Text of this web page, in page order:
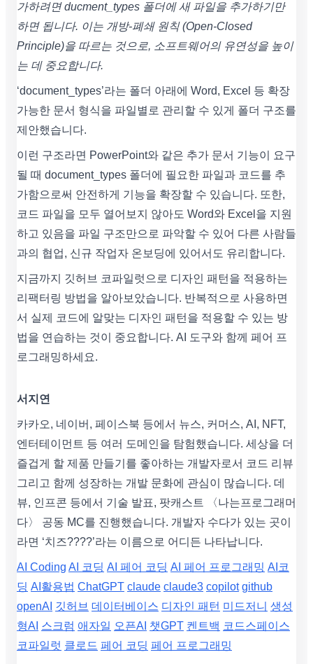
가하려면 ducment_types 폴더에 새 파일을 추가하기만
하면 됩니다. 이는 개방-폐쇄 원칙 (Open-Closed
Principle)을 따르는 것으로, 소프트웨어의 유연성을 높이
는 데 중요합니다.
‘document_types’라는 폴더 아래에 Word, Excel 등 확장
가능한 문서 형식을 파일별로 관리할 수 있게 폴더 구조를
제안했습니다.
이런 구조라면 PowerPoint와 같은 추가 문서 기능이 요구
될 때 document_types 폴더에 필요한 파일과 코드를 추
가함으로써 안전하게 기능을 확장할 수 있습니다. 또한,
코드 파일을 모두 열어보지 않아도 Word와 Excel을 지원
하고 있음을 파일 구조만으로 파악할 수 있어 다른 사람들
과의 협업, 신규 작업자 온보딩에 있어서도 유리합니다.
지금까지 깃허브 코파일럿으로 디자인 패턴을 적용하는
리팩터링 방법을 알아보았습니다. 반복적으로 사용하면
서 실제 코드에 알맞는 디자인 패턴을 적용할 수 있는 방
법을 연습하는 것이 중요합니다. AI 도구와 함께 페어 프
로그래밍하세요.
서지연
카카오, 네이버, 페이스북 등에서 뉴스, 커머스, AI, NFT,
엔터테이먼트 등 여러 도메인을 탐험했습니다. 세상을 더
즐겁게 할 제품 만들기를 좋아하는 개발자로서 코드 리뷰
그리고 함께 성장하는 개발 문화에 관심이 많습니다. 데
뷰, 인프콘 등에서 기술 발표, 팟캐스트 〈나는프로그래머
다〉 공동 MC를 진행했습니다. 개발자 수다가 있는 곳이
라면 ‘치즈????’라는 이름으로 어디든 나타납니다.
AI Coding AI 코딩 AI 페어 코딩 AI 페어 프로그래밍 AI코
딩 AI활용법 ChatGPT claude claude3 copilot github
openAI 깃허브 데이터베이스 디자인 패턴 미드저니 생성
형AI 스크럼 애자일 오픈AI 챗GPT 켄트백 코드스페이스
코파일럿 클로드 페어 코딩 페어 프로그래밍